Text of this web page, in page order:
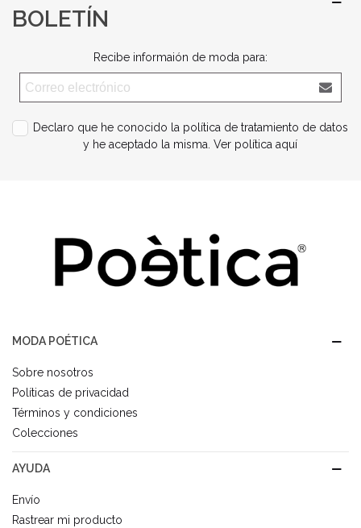
BOLETÍN
Recibe informaión de moda para:
Declaro que he conocido la política de tratamiento de datos
y he aceptado la misma. Ver política aquí
MODA POÉTICA
Sobre nosotros
Políticas de privacidad
Términos y condiciones
Colecciones
AYUDA
Envío
Rastrear mi producto